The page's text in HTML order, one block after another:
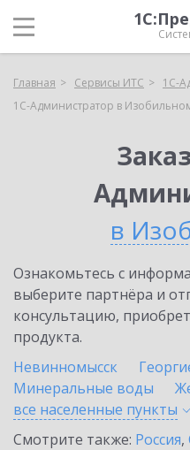
Главная Сервисы ИТС
1С-
1С-Администратор в
в
Ознакомьтесь с
выберите партнёра и
консультацию,
продукта.
Невинномысск
Минеральные воды
все населенные пункты
Смотрите также: Россия,